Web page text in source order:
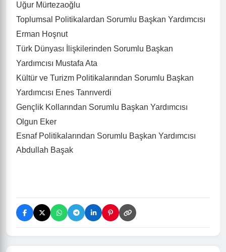
Uğur Mürtezaoğlu
Toplumsal Politikalardan Sorumlu Başkan Yardımcısı
Erman Hoşnut
Türk Dünyası İlişkilerinden Sorumlu Başkan
Yardımcısı Mustafa Ata
Kültür ve Turizm Politikalarından Sorumlu Başkan
Yardımcısı Enes Tanrıverdi
Gençlik Kollarından Sorumlu Başkan Yardımcısı
Olgun Eker
Esnaf Politikalarından Sorumlu Başkan Yardımcısı
Abdullah Başak